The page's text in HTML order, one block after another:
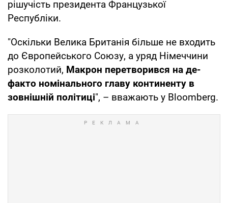
рішучість президента Французької
Республіки.
"Оскільки Велика Британія більше не входить
до Європейського Союзу, а уряд Німеччини
розколотий, Макрон перетворився на де-
факто номінального главу континенту в
зовнішній політиці", – вважають у Bloomberg.